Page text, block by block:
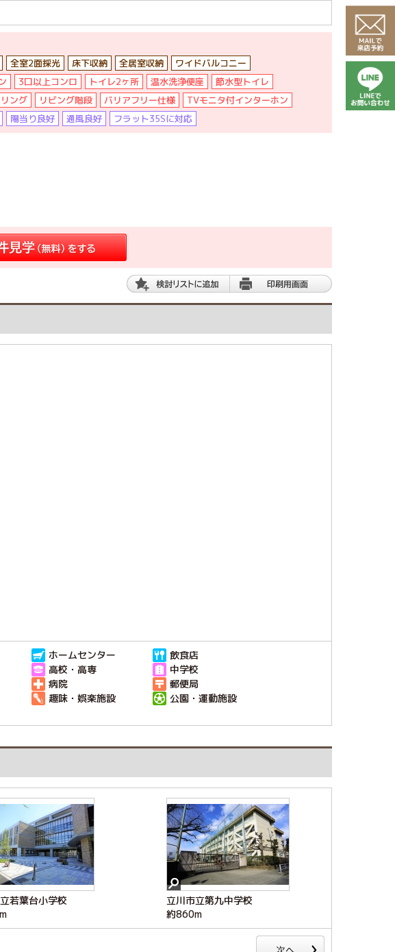
全室2面採光 床下収納 全居室収納
ワイドバルコニー
3口以上コンロ トイレ2ヶ所 温水洗浄便座
節水型トイレ
ング リビング階段 バリアフリー仕様
TVモニタ付インターホン
陽当り良好 通風良好 フラット35Sに対応
ホームセンター
飲食店
高校・高専
中学校
病院
郵便局
趣味・娯楽施設
公園・運動施設
若葉台小学校
立川市立第九中学校
約860m
さくら保育園
れんげ砂川保育園
約910m
立川若葉町店
グルメシティ立川若葉町店
約930m
ア立川若葉店
ファミリーマート国分寺高
木町店
約430m
もクリニック
浅見内科医院
約710m
館
若葉町児童館
約930m
くじゃく遊園地
約630m
地内公園